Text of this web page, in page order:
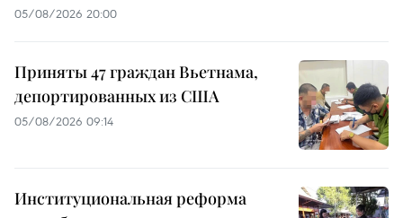
05/08/2026 20:00
Приняты 47 граждан Вьетнама,
депортированных из США
05/08/2026 09:14
Институциональная реформа